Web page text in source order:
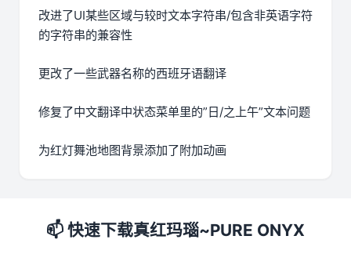
改进了UI某些区域与较时文本字符串/包含非英语字符
的字符串的兼容性
更改了一些武器名称的西班牙语翻译
修复了中文翻译中状态菜单里的”日/之上午”文本问题
为红灯舞池地图背景添加了附加动画
📫 快速下载真红玛瑙~PURE ONYX